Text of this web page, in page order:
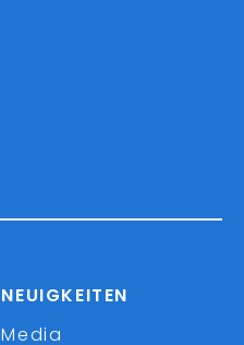
NEUIGKEITEN
Media